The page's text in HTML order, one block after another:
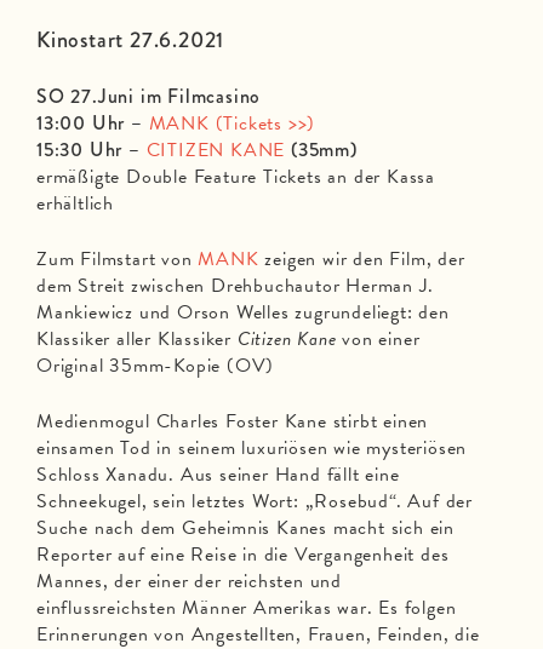
Kinostart 27.6.2021
SO 27.Juni im Filmcasino
13:00 Uhr – MANK (Tickets >>)
15:30 Uhr – CITIZEN KANE (35mm)
ermäßigte Double Feature Tickets an der Kassa
erhältlich
Zum Filmstart von MANK zeigen wir den Film, der
dem Streit zwischen Drehbuchautor Herman J.
Mankiewicz und Orson Welles zugrundeliegt: den
Klassiker aller Klassiker Citizen Kane von einer
Original 35mm-Kopie (OV)
Medienmogul Charles Foster Kane stirbt einen
einsamen Tod in seinem luxuriösen wie mysteriösen
Schloss Xanadu. Aus seiner Hand fällt eine
Schneekugel, sein letztes Wort: „Rosebud“. Auf der
Suche nach dem Geheimnis Kanes macht sich ein
Reporter auf eine Reise in die Vergangenheit des
Mannes, der einer der reichsten und
einflussreichsten Männer Amerikas war. Es folgen
Erinnerungen von Angestellten, Frauen, Feinden, die